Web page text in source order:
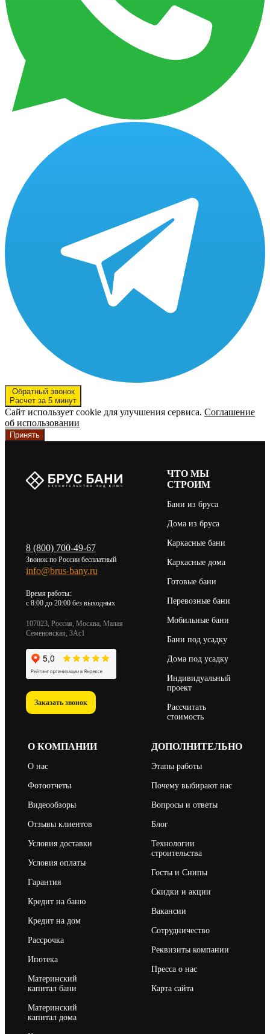
Обратный звонок
Расчет за 5 минут
Сайт использует cookie для улучшения сервиса. Соглашение
об использовании
Принять
8 (800) 700-49-67
Звонок по России бесплатный
info@brus-bany.ru
Время работы:
c 8:00 до 20:00 без выходных
107023, Россия, Москва, Малая
Семеновская, 3Ас1
Заказать звонок
ЧТО МЫ
СТРОИМ
Бани из бруса
Дома из бруса
Каркасные бани
Каркасные дома
Готовые бани
Перевозные бани
Мобильные бани
Бани под усадку
Дома под усадку
Индивидуальный
проект
Рассчитать
стоимость
О КОМПАНИИ
О нас
Фотоотчеты
Видеообзоры
Отзывы клиентов
Условия доставки
Условия оплаты
Гарантия
Кредит на баню
Кредит на дом
Рассрочка
Ипотека
Материнский
капитал бани
Материнский
капитал дома
ДОПОЛНИТЕЛЬНО
Этапы работы
Почему выбирают нас
Вопросы и ответы
Блог
Технологии
строительства
Госты и Снипы
Скидки и акции
Вакансии
Сотрудничество
Реквизиты компании
Пресса о нас
Карта сайта